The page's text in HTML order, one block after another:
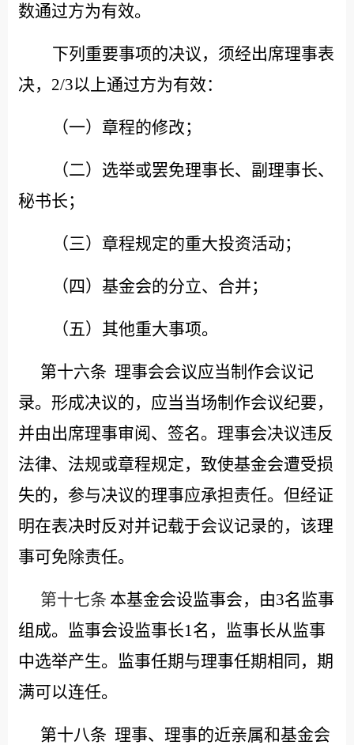
数通过方为有效。
下列重要事项的决议，须经出席理事表
决， 2/3以上通过方为有效：
（一）章程的修改；
（二）选举或罢免理事长、副理事长、
秘书长；
（三）章程规定的重大投资活动；
（四）基金会的分立、合并；
（五）其他重大事项。
第十六条 理事会会议应当制作会议记
录。形成决议的，应当当场制作会议纪要，
并由出席理事审阅、签名。理事会决议违反
法律、法规或章程规定，致使基金会遭受损
失的，参与决议的理事应承担责任。但经证
明在表决时反对并记载于会议记录的，该理
事可免除责任。
第十七条 本基金会设监事会，由3名监事
组成。监事会设监事长1名，监事长从监事
中选举产生。监事任期与理事任期相同，期
满可以连任。
第十八条 理事、理事的近亲属和基金会